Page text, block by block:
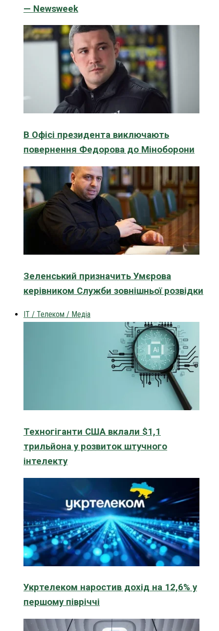
— Newsweek
В Офісі президента виключають
повернення Федорова до Міноборони
Зеленський призначить Умєрова
керівником Служби зовнішньої розвідки
IT / Телеком / Медіа
Техногіганти США вклали $1,1
трильйона у розвиток штучного
інтелекту
Укртелеком наростив дохід на 12,6% у
першому півріччі